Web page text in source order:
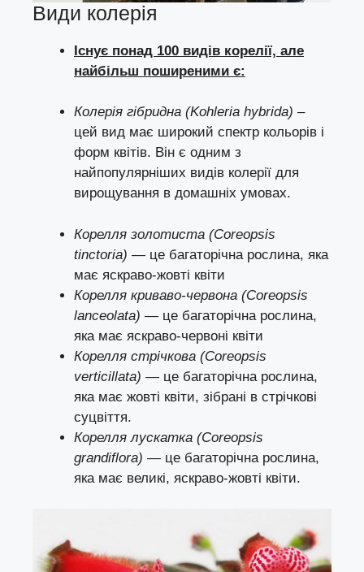
Види колерія
Існує понад 100 видів корелії, але
найбільш поширеними є:
Колерія гібридна (Kohleria hybrida) –
цей вид має широкий спектр кольорів і
форм квітів. Він є одним з
найпопулярніших видів колерії для
вирощування в домашніх умовах.
Корелля золотиста (Coreopsis
tinctoria) — це багаторічна рослина, яка
має яскраво-жовті квіти
Корелля криваво-червона (Coreopsis
lanceolata) — це багаторічна рослина,
яка має яскраво-червоні квіти
Корелля стрічкова (Coreopsis
verticillata) — це багаторічна рослина,
яка має жовті квіти, зібрані в стрічкові
суцвіття.
Корелля лускатка (Coreopsis
grandiflora) — це багаторічна рослина,
яка має великі, яскраво-жовті квіти.